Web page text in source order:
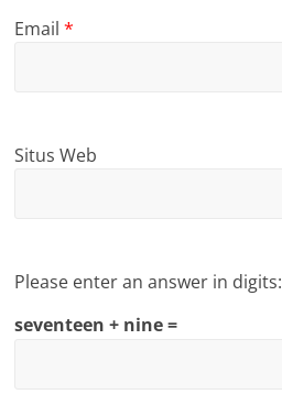
Email*
Situs Web
Please enter an answer in digits:
seventeen + nine =